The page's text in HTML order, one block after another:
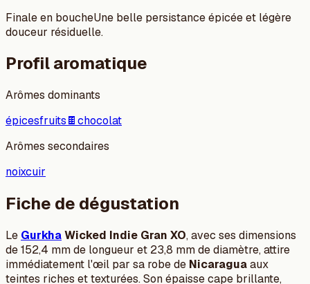
Finale en boucheUne belle persistance épicée et légère
douceur résiduelle.
Profil aromatique
Arômes dominants
épicesfruits🍫chocolat
Arômes secondaires
noixcuir
Fiche de dégustation
Le GurkhaWicked Indie Gran XO, avec ses dimensions
de 152,4 mm de longueur et 23,8 mm de diamètre, attire
immédiatement l'œil par sa robe de Nicaraguaaux
teintes riches et texturées. Son épaisse cape brillante,